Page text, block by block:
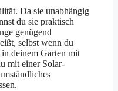
Da sie unabhängig
du sie praktisch
genügend
selbst wenn du
deinem Garten mit
mit einer Solar-